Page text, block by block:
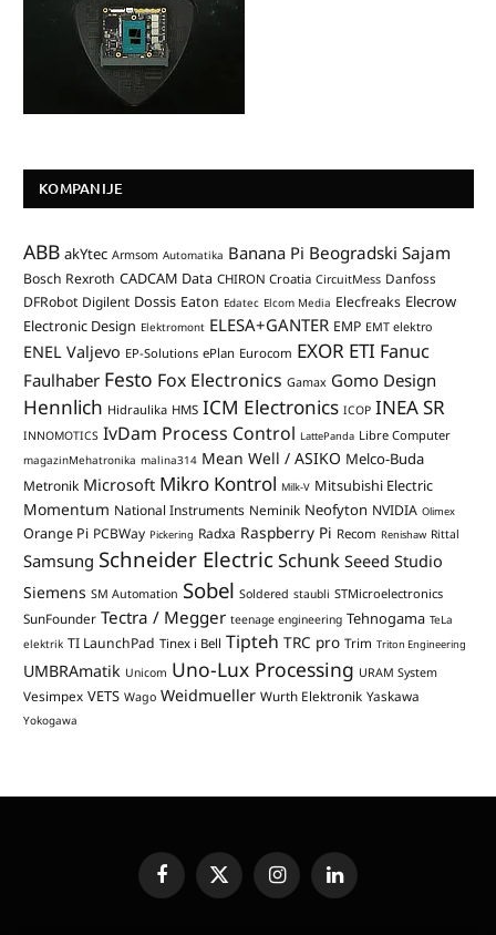
KOMPANIJE
ABB akYtec Armsom Automatika Banana Pi Beogradski Sajam
Bosch Rexroth CADCAM Data CHIRON Croatia CircuitMess Danfoss
DFRobot Digilent Dossis Eaton Edatec Elcom Media Elecfreaks Elecrow
Electronic Design Elektromont ELESA+GANTER EMP EMT elektro
ENEL Valjevo EP-Solutions ePlan Eurocom EXOR ETI Fanuc
Faulhaber Festo Fox Electronics Gamax Gomo Design
Hennlich Hidraulika HMS ICM Electronics ICOP INEA SR
INNOMOTICS IvDam Process Control LattePanda Libre Computer
magazinMehatronika malina314 Mean Well / ASIKO Melco-Buda
Metronik Microsoft Mikro Kontrol Milk-V Mitsubishi Electric
Momentum National Instruments Neminik Neofyton NVIDIA Olimex
Orange Pi PCBWay Pickering Radxa Raspberry Pi Recom Renishaw Rittal
Samsung Schneider ElectricSchunk Seeed Studio
Siemens SM Automation Sobel Soldered staubli STMicroelectronics
SunFounder Tectra / Megger teenage engineering Tehnogama TeLa
elektrik TI LaunchPad Tinex i Bell Tipteh TRC pro Trim Triton Engineering
UMBRAmatik Unicom Uno-Lux Processing URAM System
Vesimpex VETS Wago Weidmueller Wurth Elektronik Yaskawa
Yokogawa
FacebookX
(Twitter)
InstagramLinkedIn